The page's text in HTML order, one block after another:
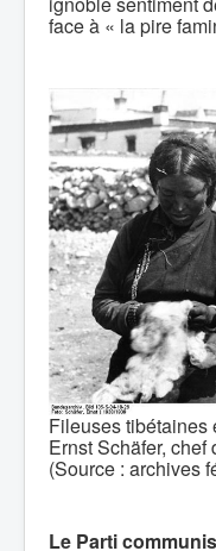
face à « la pire
Fileuses tibétaines
Ernst Schäfer, chef
(Source : archives
Le Parti